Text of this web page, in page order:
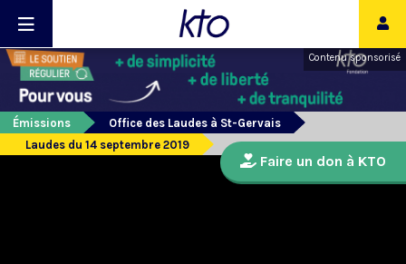
Contenu sponsorisé
Émissions
Office des Laudes à St-Gervais
Laudes du 14 septembre 2019
Faire un don à KTO